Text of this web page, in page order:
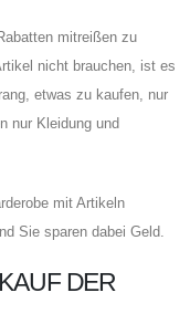
mitreißen zu
nicht brauchen, ist es
etwas zu kaufen, nur
nur Kleidung und
mit Artikeln
Sie sparen dabei Geld.
DER